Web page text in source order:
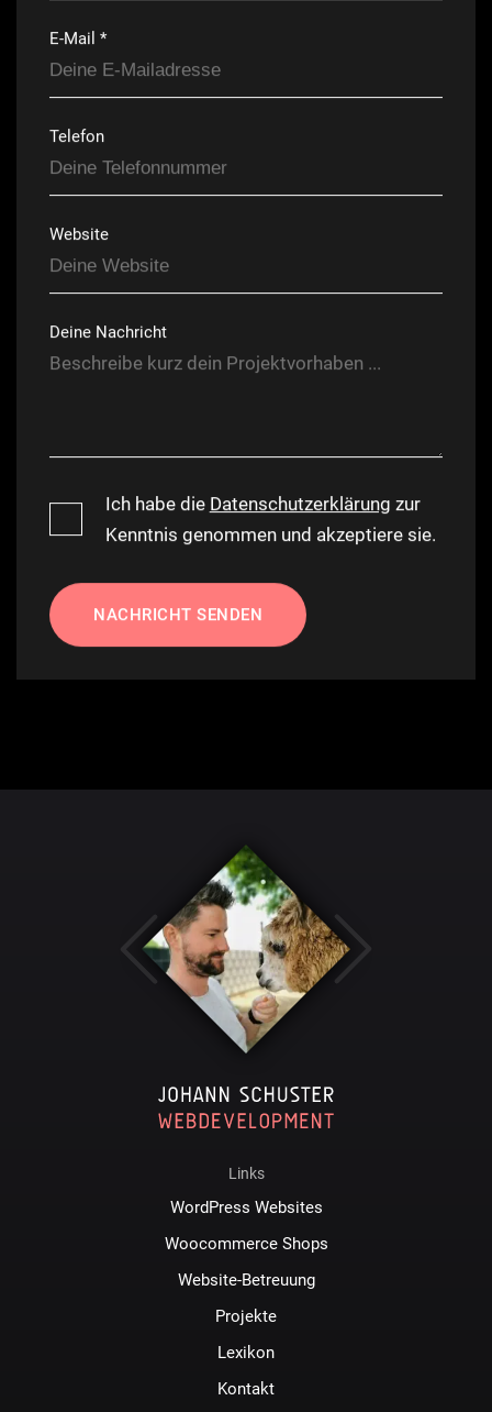
E-Mail *
Telefon
Website
Deine Nachricht
Ich habe die Datenschutzerklärung zur
Kenntnis genommen und akzeptiere sie.
NACHRICHT SENDEN
Links
WordPress Websites
Woocommerce Shops
Website-Betreuung
Projekte
Lexikon
Kontakt